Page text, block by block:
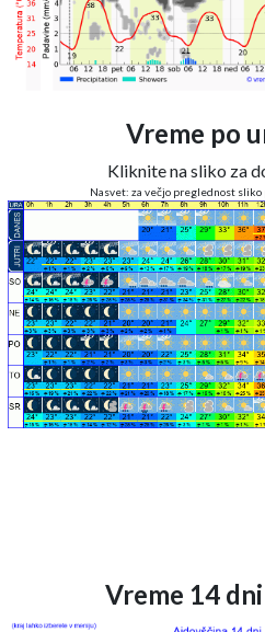
Vreme po
Kliknite na sliko za
Nasvet: za večjo preglednost
Vreme 14